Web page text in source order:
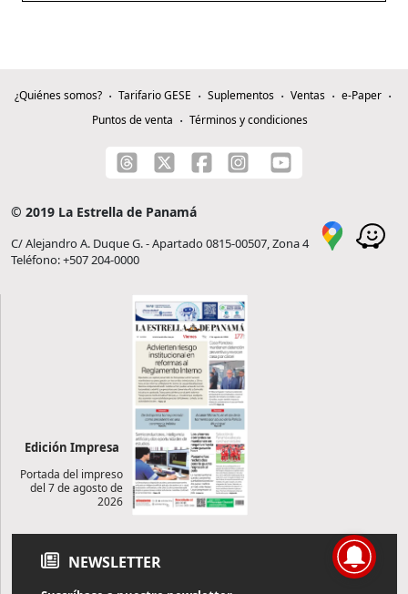
¿Quiénes somos? Tarifario GESE Suplementos Ventas
e-Paper
Puntos de venta
Términos y condiciones
© 2019 La Estrella de Panamá
C/ Alejandro A. Duque G. - Apartado 0815-00507, Zona 4
Teléfono: +507 204-0000
Edición Impresa
Portada del impreso
del 7 de agosto de
2026
NEWSLETTER